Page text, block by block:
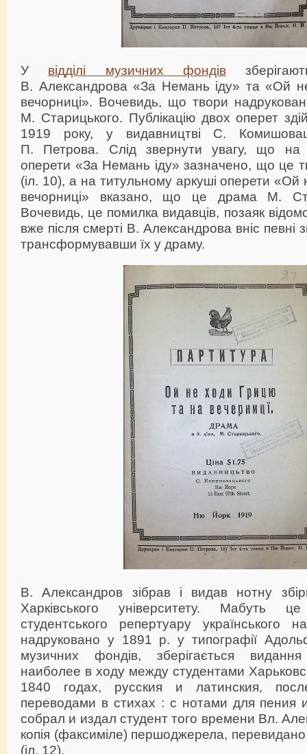
У відділі музичних фондів
В. Александрова «За Немань іду» та «Ой
вечорниці». Вочевидь, що твори
М. Старицького. Публікацію двох оперет
1919 року, у видавництві С.
П. Петрова. Слід звернути увагу, що на
оперети «За Немань іду» зазначено, що це
(іл. 10), а на титульному аркуші оперети
вечорниці» вказано, що це драма М.
Вочевидь, це помилка видавців, позаяк
вже після смерті В. Александрова вніс певні
трансформувавши їх у драму.
В. Александров зібрав і видав нотну
Харківського університету. Мабуть
студентського репертуару українського
надруковано у 1891 р. у типографії
музичних фондів, зберігається
наиболее в ходу между студентами
1840 годах, русския и латинския,
переводами в стихах : с нотами для пения
собрал и издал студент того времени Вл.
копія (факсиміле) першоджерела,
(іл. 12).